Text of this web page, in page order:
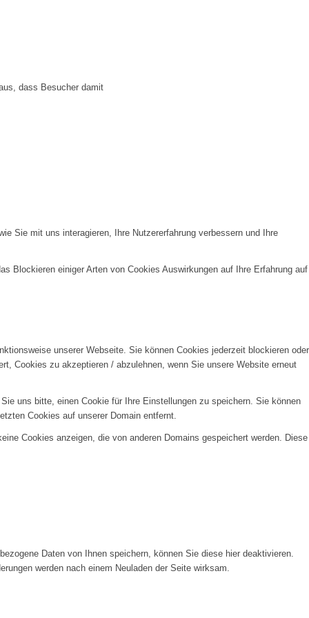
dass Besucher damit
Sie mit uns interagieren, Ihre Nutzererfahrung verbessern und Ihre
Blockieren einiger Arten von Cookies Auswirkungen auf Ihre Erfahrung auf
unserer Webseite. Sie können Cookies jederzeit blockieren oder
Cookies zu akzeptieren / abzulehnen, wenn Sie unsere Website erneut
uns bitte, einen Cookie für Ihre Einstellungen zu speichern. Sie können
Cookies auf unserer Domain entfernt.
Cookies anzeigen, die von anderen Domains gespeichert werden. Diese
Daten von Ihnen speichern, können Sie diese hier deaktivieren.
werden nach einem Neuladen der Seite wirksam.